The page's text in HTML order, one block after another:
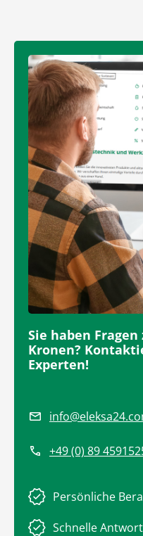
Sie haben
Kronen?
Experten!
+49 (0) 89
Persönliche
Schnelle Antwort